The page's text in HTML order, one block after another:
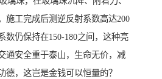
施工完成后测逆反射系数高达200
数仍保持在150-180之间，这种亮
通安全重于泰山，生命无价，减
德，这岂是金钱可以恒量的？